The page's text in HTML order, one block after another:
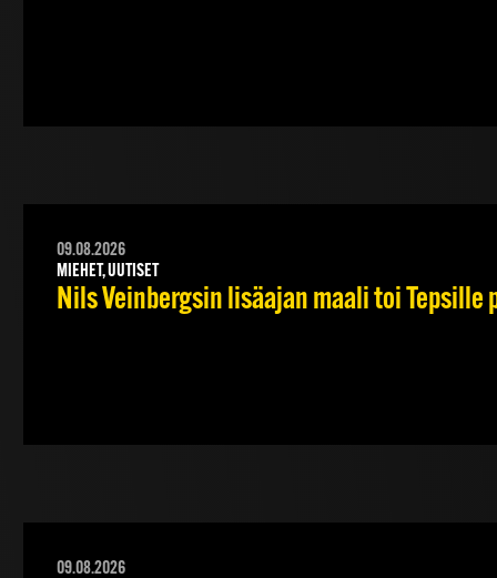
09.08.2026
MIEHET, UUTISET
Nils Veinbergsin lisäajan maali toi Tepsille
09.08.2026